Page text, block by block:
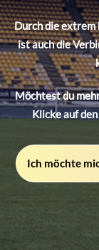
Durch die extrem
ist auch die
Möchtest du
Klicke auf
Ich möchte